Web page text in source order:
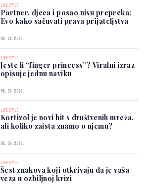
LIFESTYLE
Partner, djeca i posao nisu prepreka:
Evo kako sačuvati prava prijateljstva
06. 08. 2026.
LIFESTYLE
Jeste li “finger princess”? Viralni izraz
opisuje jednu naviku
05. 08. 2026.
LIFESTYLE
Kortizol je novi hit s društvenih mreža,
ali koliko zaista znamo o njemu?
05. 08. 2026.
LIFESTYLE
Šest znakova koji otkrivaju da je vaša
veza u ozbiljnoj krizi